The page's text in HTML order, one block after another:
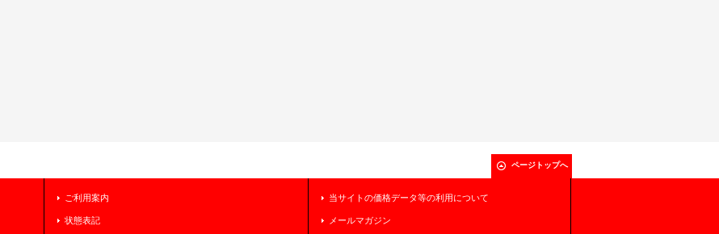
ページトップへ
ご利用案内
状態表記
当サイトの価格データ等の利用について
メールマガジン